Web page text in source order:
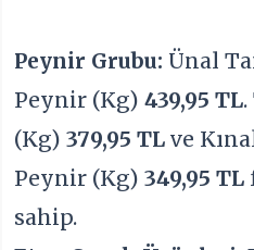
Peynir Grubu: Ünal
Peynir (Kg)439,95 TL
(Kg)379,95 TL ve
Peynir (Kg)349,95 TL
sahip.